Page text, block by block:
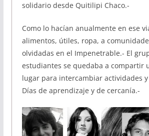
solidario desde Quitilipi Chaco.-
Como lo hacían anualmente en ese
alimentos, útiles, ropa, a
olvidadas en el Impenetrable.- El
estudiantes se quedaba a compartir
lugar para intercambiar actividades y
Días de aprendizaje y de cercanía.-